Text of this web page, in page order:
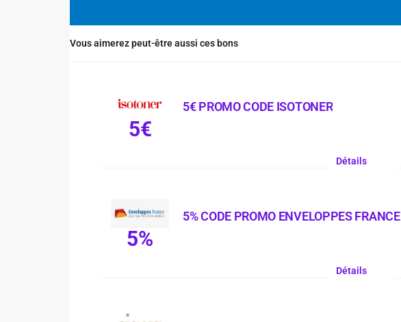
Vous aimerez peut-être aussi ces bons
5€
5€ PROMO CODE ISOTONER
Détails
5%
5% CODE PROMO ENVELOPPES FRANCE
Détails